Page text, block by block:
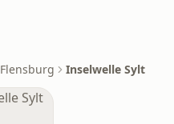
Flensburg Inselwelle Sylt